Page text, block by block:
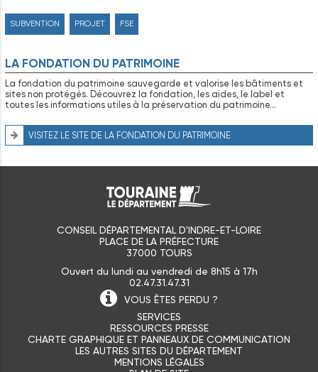
SUBVENTION PROJET FSE
LA FONDATION DU PATRIMOINE
La fondation du patrimoine sauvegarde et valorise les bâtiments et
sites non protégés. Découvrez la fondation, les aides, le label et
toutes les informations utiles à la préservation du patrimoine…
VISITEZ LE SITE DE LA FONDATION DU PATRIMOINE
CONSEIL DÉPARTEMENTAL D'INDRE-ET-LOIRE
PLACE DE LA PRÉFECTURE
37000 TOURS
Ouvert du lundi au vendredi de 8h15 à 17h
02.47.31.47.31
VOUS ÊTES PERDU ?
SERVICES
RESSOURCES PRESSE
CHARTE GRAPHIQUE ET PANNEAUX DE COMMUNICATION
LES AUTRES SITES DU DÉPARTEMENT
MENTIONS LÉGALES